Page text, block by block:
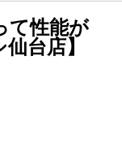
て性能が
台店】